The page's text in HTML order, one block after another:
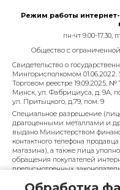
Режим работы
пн-чт 9.00-17.30,
Общество с ограниченной
Свидетельство о
Мингорисполкомом 01.06.2022.
Торговом реестре 19.09.2025,
Минск, ул. Фабрициуса, д. 9А,
ул. Притыцкого, д.79, пом. 9
Специальное разрешение
драгоценными металлами и
выдано Министерством
контактного телефона
магазина), а также лица
обращения покупателей
предусмотренных
управления по работе с